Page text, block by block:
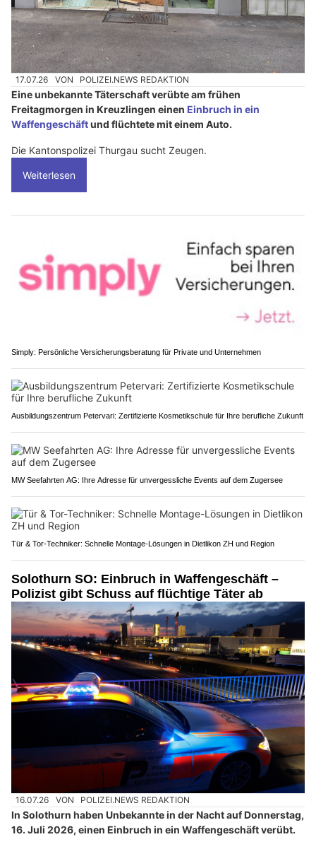
17.07.26 VON POLIZEI.NEWS REDAKTION
Eine unbekannte Täterschaft verübte am frühen
Freitagmorgen in Kreuzlingen einen Einbruch in ein
Waffengeschäftund flüchtete mit einem Auto.
Die Kantonspolizei Thurgau sucht Zeugen.
Weiterlesen
Simply: Persönliche Versicherungsberatung für Private und Unternehmen
Ausbildungszentrum Petervari: Zertifizierte Kosmetikschule für Ihre berufliche Zukunft
MW Seefahrten AG: Ihre Adresse für unvergessliche Events auf dem Zugersee
Tür & Tor-Techniker: Schnelle Montage-Lösungen in Dietlikon ZH und Region
Solothurn SO: Einbruch in Waffengeschäft –
Polizist gibt Schuss auf flüchtige Täter ab
16.07.26 VON POLIZEI.NEWS REDAKTION
In Solothurn haben Unbekannte in der Nacht auf Donnerstag,
16. Juli 2026, einen Einbruch in ein Waffengeschäft verübt.